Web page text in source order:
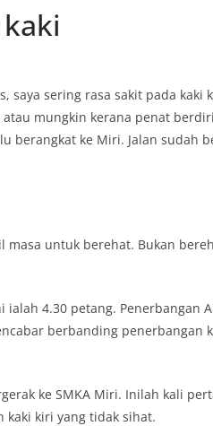
saya sering rasa sakit pada kaki
mungkin kerana penat
berangkat ke Miri. Jalan sudah
masa untuk berehat. Bukan
4.30 petang. Penerbangan
berbanding penerbangan
ke SMKA Miri. Inilah kali
kaki kiri yang tidak sihat.